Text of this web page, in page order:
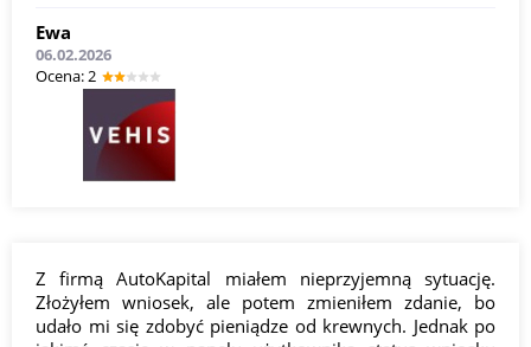
Ewa
06.02.2026
Оcena: 2
Z firmą AutoKapital miałem nieprzyjemną sytuację.
Złożyłem wniosek, ale potem zmieniłem zdanie, bo
udało mi się zdobyć pieniądze od krewnych. Jednak po